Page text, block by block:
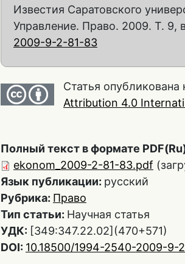
Известия Саратовского
Управление. Право. 2009. Т. 9,
2009-9-2-81-83
Статья
Attribution 4.0
Полный текст в формате
ekonom_2009-2-81-83.pdf
Язык публикации: русский
Рубрика: Право
Тип статьи: Научная статья
УДК: [349:347.22.02](470+571)
DOI: 10.18500/1994-2540-2009-9-